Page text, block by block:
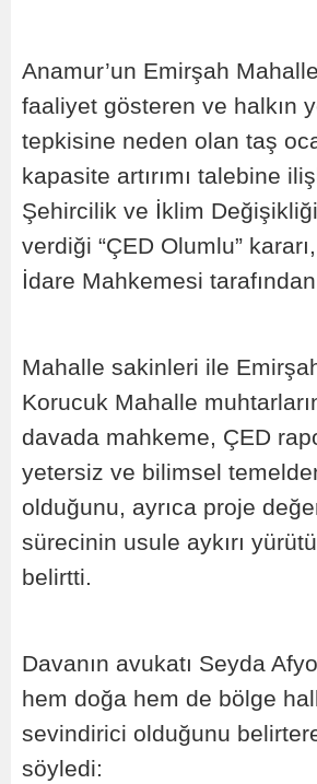
Anamur’un Emirşah
faaliyet gösteren ve halkın
tepkisine neden olan taş
kapasite artırımı talebine
Şehircilik ve İklim Değişikliği
verdiği “ÇED Olumlu”
İdare Mahkemesi
Mahalle sakinleri ile
Korucuk Mahalle
davada mahkeme, ÇED
yetersiz ve bilimsel
olduğunu, ayrıca proje
sürecinin usule aykırı
belirtti.
Davanın avukatı Seyda
hem doğa hem de bölge
sevindirici olduğunu
söyledi: